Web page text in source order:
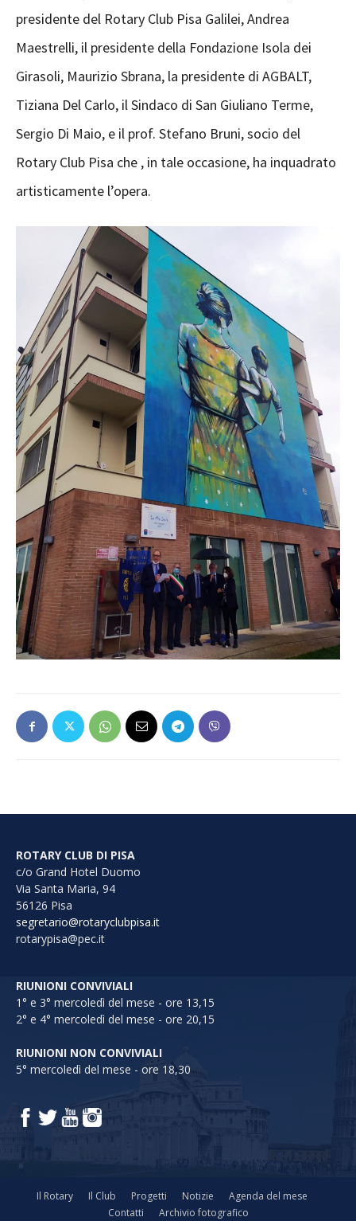
presidente del Rotary Club Pisa Galilei, Andrea
Maestrelli, il presidente della Fondazione Isola dei
Girasoli, Maurizio Sbrana, la presidente di AGBALT,
Tiziana Del Carlo, il Sindaco di San Giuliano Terme,
Sergio Di Maio, e il prof. Stefano Bruni, socio del
Rotary Club Pisa che , in tale occasione, ha inquadrato
artisticamente l’opera.
ROTARY CLUB DI PISA
c/o Grand Hotel Duomo
Via Santa Maria, 94
56126 Pisa
segretario@rotaryclubpisa.it
rotarypisa@pec.it
RIUNIONI CONVIVIALI
1° e 3° mercoledì del mese - ore 13,15
2° e 4° mercoledì del mese - ore 20,15
RIUNIONI NON CONVIVIALI
5° mercoledì del mese - ore 18,30
Il Rotary Il Club Progetti Notizie
Agenda del mese
Contatti
Archivio fotografico